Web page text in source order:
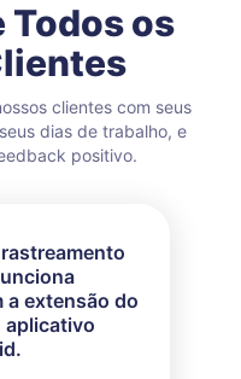
Todos os
clientes com seus
dias de trabalho, e
positivo.
a extensão do
aplicativo
todos os
mas
funcionou
O